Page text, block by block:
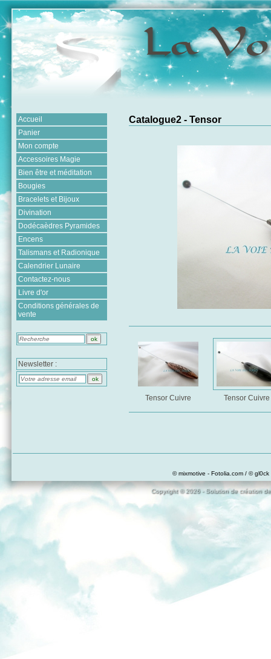
Accueil
Panier
Mon compte
Accessoires Magie
Bien être et méditation
Bougies
Bracelets et Bijoux
Divination
Dodécaèdres Pyramides
Encens
Talismans et Radionique
Calendrier Lunaire
Contactez-nous
Livre d'or
Conditions générales de
vente
Newsletter :
Catalogue2 - Tensor
Tensor Cuivre Tensor Cuivre
© mixmotive - Fotolia.com / ©
Copyright © 2026 - Solution de création